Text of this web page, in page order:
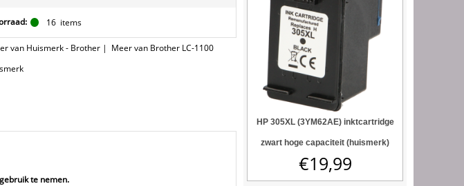
16 items
van Huismerk - Brother | Meer van Brother LC-1100
te nemen.
HP 305XL (3YM62AE) inktcartridge
zwart hoge capaciteit (huismerk)
€19,99